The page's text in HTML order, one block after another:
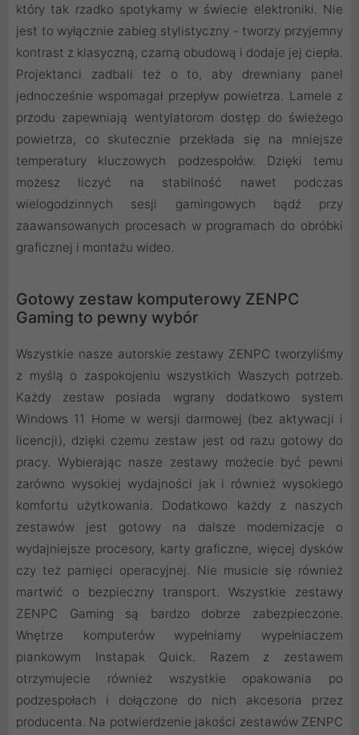
który tak rzadko spotykamy w świecie elektroniki. Nie
jest to wyłącznie zabieg stylistyczny - tworzy przyjemny
kontrast z klasyczną, czarną obudową i dodaje jej ciepła.
Projektanci zadbali też o to, aby drewniany panel
jednocześnie wspomagał przepływ powietrza. Lamele z
przodu zapewniają wentylatorom dostęp do świeżego
powietrza, co skutecznie przekłada się na mniejsze
temperatury kluczowych podzespołów. Dzięki temu
możesz liczyć na stabilność nawet podczas
wielogodzinnych sesji gamingowych bądź przy
zaawansowanych procesach w programach do obróbki
graficznej i montażu wideo.
Gotowy zestaw komputerowy ZENPC
Gaming to pewny wybór
Wszystkie nasze autorskie zestawy ZENPC tworzyliśmy
z myślą o zaspokojeniu wszystkich Waszych potrzeb.
Każdy zestaw posiada wgrany dodatkowo system
Windows 11 Home w wersji darmowej (bez aktywacji i
licencji), dzięki czemu zestaw jest od razu gotowy do
pracy. Wybierając nasze zestawy możecie być pewni
zarówno wysokiej wydajności jak i również wysokiego
komfortu użytkowania. Dodatkowo każdy z naszych
zestawów jest gotowy na dalsze modernizacje o
wydajniejsze procesory, karty graficzne, więcej dysków
czy też pamięci operacyjnej. Nie musicie się również
martwić o bezpieczny transport. Wszystkie zestawy
ZENPC Gaming są bardzo dobrze zabezpieczone.
Wnętrze komputerów wypełniamy wypełniaczem
piankowym Instapak Quick. Razem z zestawem
otrzymujecie również wszystkie opakowania po
podzespołach i dołączone do nich akcesoria przez
producenta. Na potwierdzenie jakości zestawów ZENPC